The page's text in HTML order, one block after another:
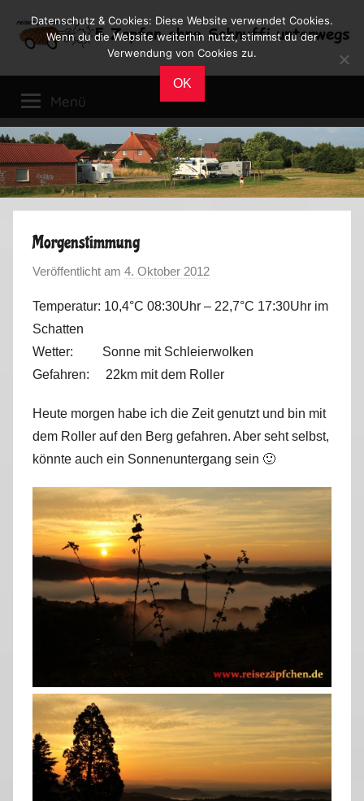
Inhalt
Reiseblog
Leben
im
Wohnmobil
Menü
Morgenstimmung
Veröffentlicht am 4. Oktober 2012
n
a
r
u
s
Temperatur: 10,4°C 08:30Uhr – 22,7°C 17:30Uhr im
Schatten
Wetter: Sonne mit Schleierwolken
Gefahren: 22km mit dem Roller
Heute morgen habe ich die Zeit genutzt und bin mit
dem Roller auf den Berg gefahren. Aber seht selbst,
könnte auch ein Sonnenuntergang sein 🙂
Datenschutz & Cookies: Diese Website verwendet Cookies.
Wenn du die Website weiterhin nutzt, stimmst du der
Verwendung von Cookies zu.
OK